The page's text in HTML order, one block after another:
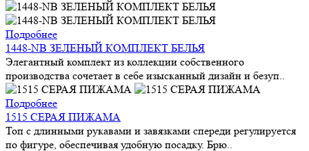
Подробнее
1448-NB ЗЕЛЕНЫЙ КОМПЛЕКТ БЕЛЬЯ
Элегантный комплект из коллекции собственного
производства сочетает в себе изысканный дизайн и безуп..
Подробнее
1515 СЕРАЯ ПИЖАМА
Топ с длинными рукавами и завязками спереди регулируется
по фигуре, обеспечивая удобную посадку. Брю..